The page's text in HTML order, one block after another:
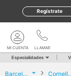
Regístrate
LLAMAR
MI CUENTA
Especialidades
Barcelona